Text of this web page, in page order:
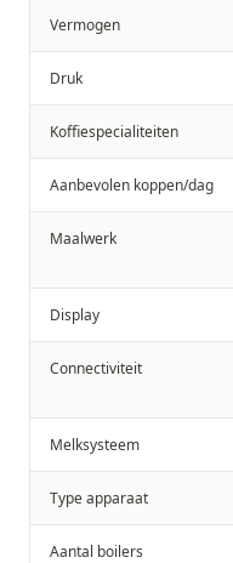
Vermogen
Druk
Koffiespecialiteiten
Aanbevolen koppen/dag
Maalwerk
Display
Connectiviteit
Melksysteem
Type apparaat
Aantal boilers